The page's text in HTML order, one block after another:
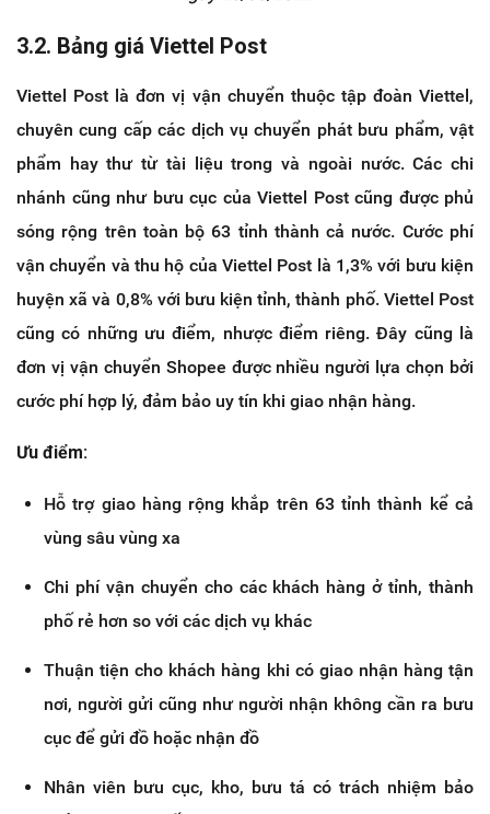
3.2. Bảng giá Viettel Post
Viettel Post là đơn vị vận chuyển thuộc tập đoàn Viettel,
chuyên cung cấp các dịch vụ chuyển phát bưu phẩm, vật
phẩm hay thư từ tài liệu trong và ngoài nước. Các chi
nhánh cũng như bưu cục của Viettel Post cũng được phủ
sóng rộng trên toàn bộ 63 tỉnh thành cả nước. Cước phí
vận chuyển và thu hộ của Viettel Post là 1,3% với bưu kiện
huyện xã và 0,8% với bưu kiện tỉnh, thành phố. Viettel Post
cũng có những ưu điểm, nhược điểm riêng. Đây cũng là
đơn vị vận chuyển Shopee được nhiều người lựa chọn bởi
cước phí hợp lý, đảm bảo uy tín khi giao nhận hàng.
Ưu điểm:
Hỗ trợ giao hàng rộng khắp trên 63 tỉnh thành kể cả
vùng sâu vùng xa
Chi phí vận chuyển cho các khách hàng ở tỉnh, thành
phố rẻ hơn so với các dịch vụ khác
Thuận tiện cho khách hàng khi có giao nhận hàng tận
nơi, người gửi cũng như người nhận không cần ra bưu
cục để gửi đồ hoặc nhận đồ
Nhân viên bưu cục, kho, bưu tá có trách nhiệm bảo